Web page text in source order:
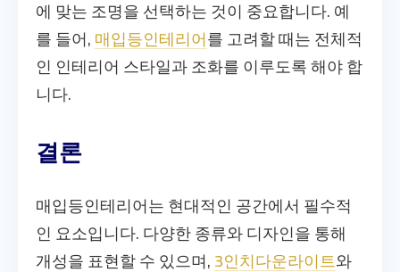
에 맞는 조명을 선택하는 것이 중요합니다. 예
를 들어, 매입등인테리어를 고려할 때는 전체적
인 인테리어 스타일과 조화를 이루도록 해야 합
니다.
결론
매입등인테리어는 현대적인 공간에서 필수적
인 요소입니다. 다양한 종류와 디자인을 통해
개성을 표현할 수 있으며, 3인치다운라이트와